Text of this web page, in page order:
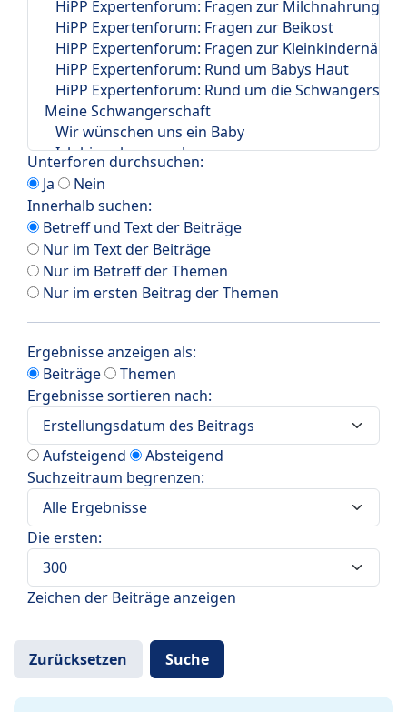
Unterforen durchsuchen:
Ja
Nein
Innerhalb suchen:
Betreff und Text der Beiträge
Nur im Text der Beiträge
Nur im Betreff der Themen
Nur im ersten Beitrag der Themen
Ergebnisse anzeigen als:
Beiträge
Themen
Ergebnisse sortieren nach:
Aufsteigend
Absteigend
Suchzeitraum begrenzen:
Die ersten:
Zeichen der Beiträge anzeigen